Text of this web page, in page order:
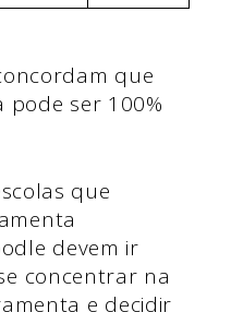
que
ser 100%
que
devem ir
concentrar na
e decidir